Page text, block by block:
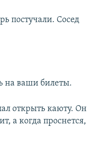
постучали. Сосед
на ваши билеты.
открыть каюту. Он
а когда проснется,